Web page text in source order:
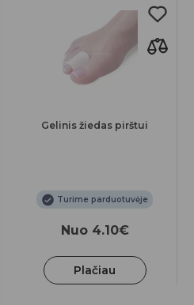
Gelinis žiedas pirštui
Turime parduotuvėje
Nuo 4.10€
Plačiau